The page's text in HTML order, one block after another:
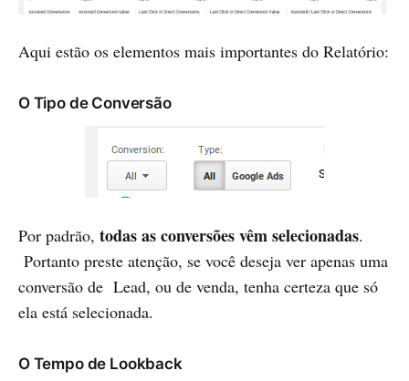
Aqui estão os elementos mais importantes do Relatório:
O Tipo de Conversão
Por padrão, todas as conversões vêm selecionadas.
Portanto preste atenção, se você deseja ver apenas uma
conversão de Lead, ou de venda, tenha certeza que só
ela está selecionada.
O Tempo de Lookback